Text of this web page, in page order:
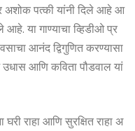
अशोक पत्की यांनी दिले आहे आ
आहे. या गाण्याचा व्हिडीओ प्र
आनंद द्विगुणित करण्यासा
आणि कविता पौडवाल यां
राहा आणि सुरक्षित राहा अ